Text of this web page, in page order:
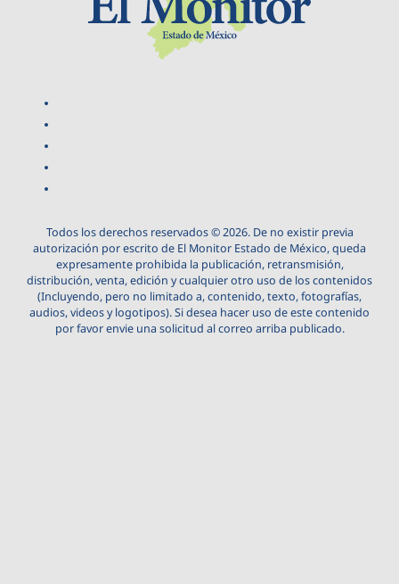
Todos los derechos reservados © 2026. De no existir previa
autorización por escrito de El Monitor Estado de México, queda
expresamente prohibida la publicación, retransmisión,
distribución, venta, edición y cualquier otro uso de los contenidos
(Incluyendo, pero no limitado a, contenido, texto, fotografías,
audios, videos y logotipos). Si desea hacer uso de este contenido
por favor envie una solicitud al correo arriba publicado.